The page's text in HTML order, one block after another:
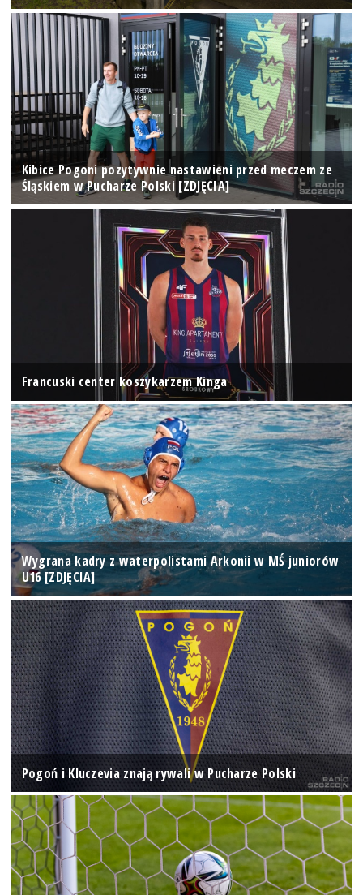
Kibice Pogoni pozytywnie nastawieni przed meczem ze
Śląskiem w Pucharze Polski [ZDJĘCIA]
Francuski center koszykarzem Kinga
Wygrana kadry z waterpolistami Arkonii w MŚ juniorów
U16 [ZDJĘCIA]
Pogoń i Kluczevia znają rywali w Pucharze Polski